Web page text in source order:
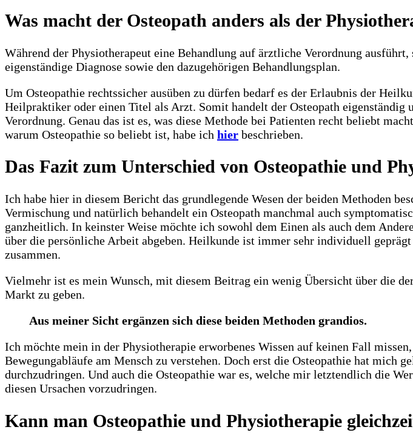
Was macht der Osteopath anders als der
Während der Physiotherapeut eine Behandlung auf ärztliche Verordnung
eigenständige Diagnose sowie den dazugehörigen Behandlungsplan.
Um Osteopathie rechtssicher ausüben zu dürfen bedarf es der Erlaubnis der
Heilpraktiker oder einen Titel als Arzt. Somit handelt der Osteopath eigenständig
Verordnung. Genau das ist es, was diese Methode bei Patienten recht beliebt
warum Osteopathie so beliebt ist, habe ich hier beschrieben.
Das Fazit zum Unterschied von Osteopathie und
Ich habe hier in diesem Bericht das grundlegende Wesen der beiden Methoden
Vermischung und natürlich behandelt ein Osteopath manchmal auch
ganzheitlich. In keinster Weise möchte ich sowohl dem Einen als auch dem
über die persönliche Arbeit abgeben. Heilkunde ist immer sehr individuell
zusammen.
Vielmehr ist es mein Wunsch, mit diesem Beitrag ein wenig Übersicht über die
Markt zu geben.
Aus meiner Sicht ergänzen sich diese beiden Methoden grandios.
Ich möchte mein in der Physiotherapie erworbenes Wissen auf keinen Fall
Bewegungabläufe am Mensch zu verstehen. Doch erst die Osteopathie hat mich
durchzudringen. Und auch die Osteopathie war es, welche mir letztendlich die
diesen Ursachen vorzudringen.
Kann man Osteopathie und Physiotherapie